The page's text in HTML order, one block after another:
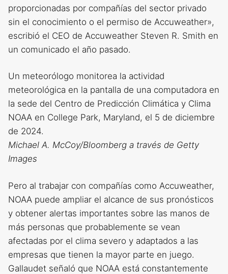
proporcionadas por compañías del sector privado
sin el conocimiento o el permiso de Accuweather»,
escribió el CEO de Accuweather Steven R. Smith en
un comunicado el año pasado.
Un meteorólogo monitorea la actividad
meteorológica en la pantalla de una computadora en
la sede del Centro de Predicción Climática y Clima
NOAA en College Park, Maryland, el 5 de diciembre
de 2024.
Michael A. McCoy/Bloomberg a través de Getty
Images
Pero al trabajar con compañías como Accuweather,
NOAA puede ampliar el alcance de sus pronósticos
y obtener alertas importantes sobre las manos de
más personas que probablemente se vean
afectadas por el clima severo y adaptados a las
empresas que tienen la mayor parte en juego.
Gallaudet señaló que NOAA está constantemente